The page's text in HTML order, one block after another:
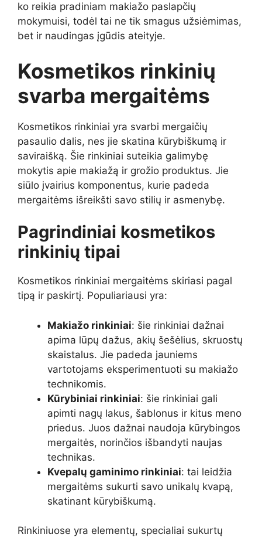
ko reikia pradiniam makiažo paslapčių
mokymuisi, todėl tai ne tik smagus užsiėmimas,
bet ir naudingas įgūdis ateityje.
Kosmetikos rinkinių
svarba mergaitėms
Kosmetikos rinkiniai yra svarbi mergaičių
pasaulio dalis, nes jie skatina kūrybiškumą ir
saviraišką. Šie rinkiniai suteikia galimybę
mokytis apie makiažą ir grožio produktus. Jie
siūlo įvairius komponentus, kurie padeda
mergaitėms išreikšti savo stilių ir asmenybę.
Pagrindiniai kosmetikos
rinkinių tipai
Kosmetikos rinkiniai mergaitėms skiriasi pagal
tipą ir paskirtį. Populiariausi yra:
Makiažo rinkiniai: šie rinkiniai dažnai
apima lūpų dažus, akių šešėlius, skruostų
skaistalus. Jie padeda jauniems
vartotojams eksperimentuoti su makiažo
technikomis.
Kūrybiniai rinkiniai: šie rinkiniai gali
apimti nagų lakus, šablonus ir kitus meno
priedus. Juos dažnai naudoja kūrybingos
mergaitės, norinčios išbandyti naujas
technikas.
Kvepalų gaminimo rinkiniai: tai leidžia
mergaitėms sukurti savo unikalų kvapą,
skatinant kūrybiškumą.
Rinkiniuose yra elementų, specialiai sukurtų